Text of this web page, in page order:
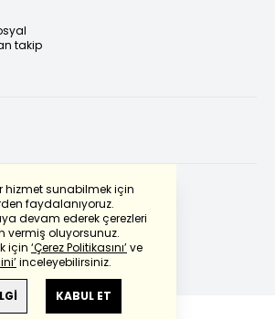
hizmet sunabilmek için
faydalanıyoruz.
devam ederek çerezleri
vermiş oluyorsunuz.
için ‘Çerez Politikasını’ve
inceleyebilirsiniz.
KABUL ET
takip
Translate
Transletekullanılmıştır.
haberturk.com
değildir.